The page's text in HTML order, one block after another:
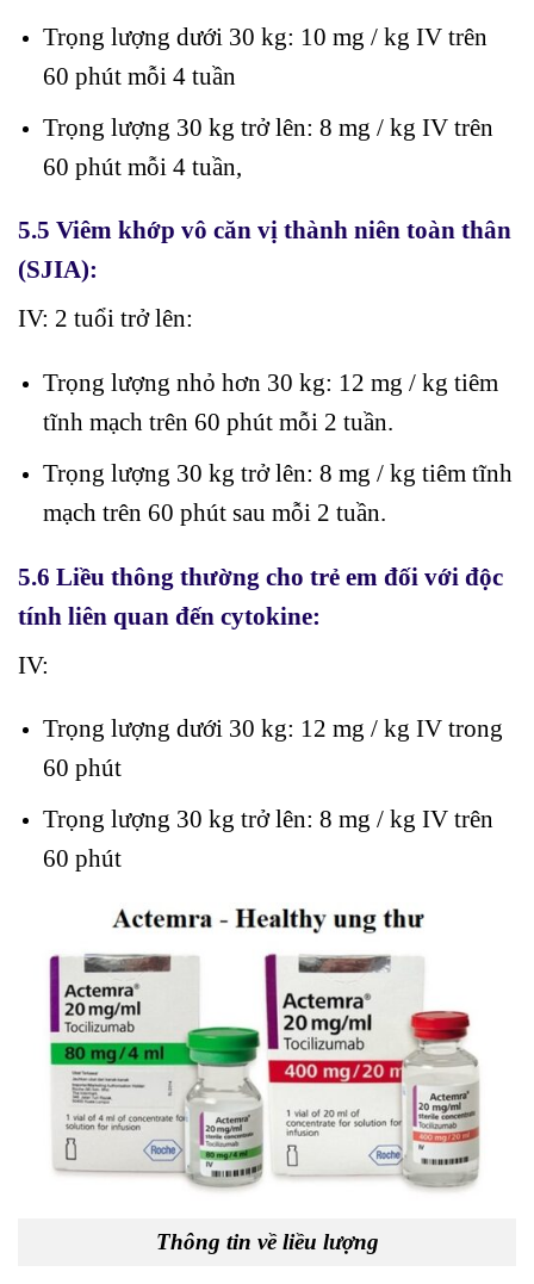
Trọng lượng dưới 30 kg: 10 mg / kg IV trên
60 phút mỗi 4 tuần
Trọng lượng 30 kg trở lên: 8 mg / kg IV trên
60 phút mỗi 4 tuần,
5.5 Viêm khớp vô căn vị thành niên toàn thân
(SJIA):
IV: 2 tuổi trở lên:
Trọng lượng nhỏ hơn 30 kg: 12 mg / kg tiêm
tĩnh mạch trên 60 phút mỗi 2 tuần.
Trọng lượng 30 kg trở lên: 8 mg / kg tiêm tĩnh
mạch trên 60 phút sau mỗi 2 tuần.
5.6 Liều thông thường cho trẻ em đối với độc
tính liên quan đến cytokine:
IV:
Trọng lượng dưới 30 kg: 12 mg / kg IV trong
60 phút
Trọng lượng 30 kg trở lên: 8 mg / kg IV trên
60 phút
Thông tin về liều lượng